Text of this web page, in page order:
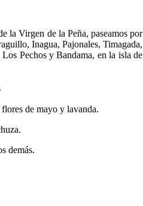
la Virgen de la Peña, paseamos por
Inagua, Pajonales, Timagada,
Pechos y Bandama, en la isla de
de mayo y lavanda.
demás.